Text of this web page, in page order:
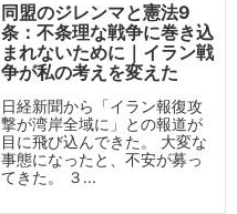
同盟のジレンマと憲法9
条：不条理な戦争に巻き込
まれないために｜イラン戦
争が私の考えを変えた
日経新聞から「イラン報復攻
撃が湾岸全域に」との報道が
目に飛び込んできた。 大変な
事態になったと、不安が募っ
てきた。 ３...